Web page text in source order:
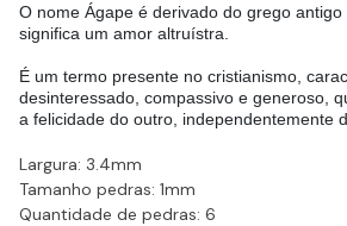
O nome Ágape é derivado do grego antigo
significa um amor altruístra.
É um termo presente no cristianismo,
desinteressado, compassivo e generoso,
a felicidade do outro, independentemente
Largura: 3.4mm
Tamanho pedras: 1mm
Quantidade de pedras: 6